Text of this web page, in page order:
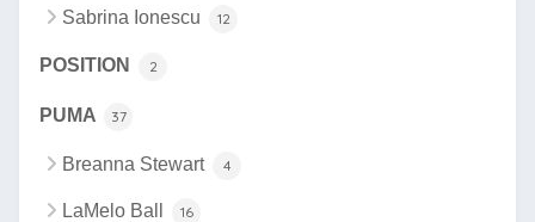
Sabrina Ionescu 12
POSITION 2
PUMA 37
Breanna Stewart 4
LaMelo Ball 16